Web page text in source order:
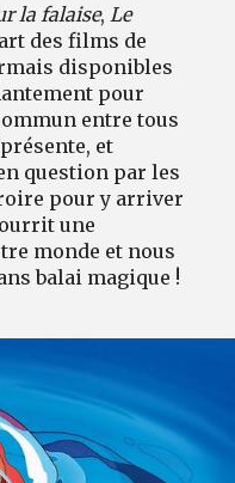
la falaise, Le
des films de
disponibles
pour
entre tous
et
question par les
pour y arriver
une
monde et nous
balai magique !